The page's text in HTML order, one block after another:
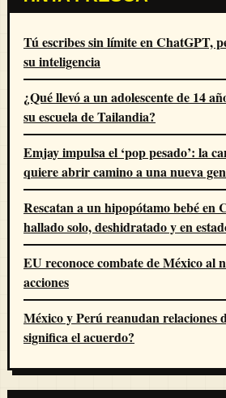
Tú escribes sin límite en ChatGPT,
su inteligencia
¿Qué llevó a un adolescente de 14
su escuela de Tailandia?
Emjay impulsa el ‘pop pesado’: la
quiere abrir camino a una nueva
Rescatan a un hipopótamo bebé en
hallado solo, deshidratado y en
EU reconoce combate de México al
acciones
México y Perú reanudan relaciones
significa el acuerdo?